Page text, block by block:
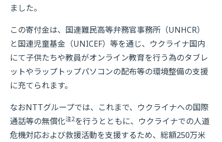
ました。
この寄付金は、国連難民高等弁務官事務所（UNHCR）
と国連児童基金（UNICEF）等を通じ、ウクライナ国内
にて子供たちや教員がオンライン教育を行う為のタブレ
ットやラップトップパソコンの配布等の環境整備の支援
に充てられます。
なおNTTグループでは、これまで、ウクライナへの国際
通話等の無償化注2を行うとともに、ウクライナでの人道
危機対応および救援活動を支援するため、総額250万米